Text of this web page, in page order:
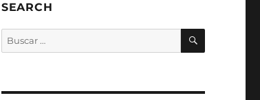
SEARCH
Buscar
por:
BUSCAR